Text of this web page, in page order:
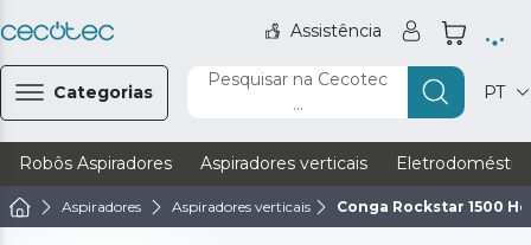
Assistência
Categorias
Pesquisar na Cecotec
...
PT
Robôs Aspiradores Aspiradores verticais
Aspiradores Aspiradores verticais Conga Rockstar 1500